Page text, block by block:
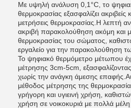
Με υψηλή ανάλυση 0,1°C, το
θερμοκρασίας εξασφαλίζει ακριβείς
μετρήσεις θερμοκρασίας.Η λεπτή
ακριβή παρακολούθηση ακόμη και
θερμοκρασίας του σώματος,
εργαλείο για την παρακολούθηση
Το ψηφιακό θερμόμετρο μέτωπου
μέτρησης 3cm-5cm, εξασφαλίζοντας
χωρίς την ανάγκη άμεσης
μέθοδος μέτρησης της θερμοκρασίας
γρήγορη και υγιεινή χρήση,
χρήση σε νοικοκυριά με πολλά μέλη